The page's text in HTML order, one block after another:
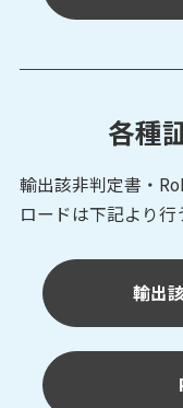
各種
輸出該非判定書・
ロードは下記より行
輸出